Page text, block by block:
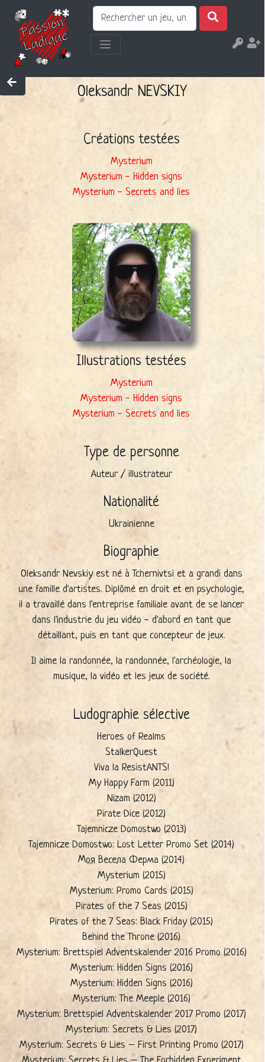
Oleksandr NEVSKIY
Créations testées
Mysterium
Mysterium - Hidden signs
Mysterium - Secrets and lies
Illustrations testées
Mysterium
Mysterium - Hidden signs
Mysterium - Secrets and lies
Type de personne
Auteur / illustrateur
Nationalité
Ukrainienne
Biographie
Oleksandr Nevskiy est né à Tchernivtsi et a grandi dans
une famille d'artistes. Diplômé en droit et en psychologie,
il a travaillé dans l'entreprise familiale avant de se lancer
dans l'industrie du jeu vidéo - d'abord en tant que
détaillant, puis en tant que concepteur de jeux.
Il aime la randonnée, la randonnée, l'archéologie, la
musique, la vidéo et les jeux de société.
Ludographie sélective
Heroes of Realms
StalkerQuest
Viva la ResistANTS!
My Happy Farm (2011)
Nizam (2012)
Pirate Dice (2012)
Tajemnicze Domostwo (2013)
Tajemnicze Domostwo: Lost Letter Promo Set (2014)
Моя Весела Ферма (2014)
Mysterium (2015)
Mysterium: Promo Cards (2015)
Pirates of the 7 Seas (2015)
Pirates of the 7 Seas: Black Friday (2015)
Behind the Throne (2016)
Mysterium: Brettspiel Adventskalender 2016 Promo (2016)
Mysterium: Hidden Signs (2016)
Mysterium: Hidden Signs (2016)
Mysterium: The Meeple (2016)
Mysterium: Brettspiel Adventskalender 2017 Promo (2017)
Mysterium: Secrets & Lies (2017)
Mysterium: Secrets & Lies – First Printing Promo (2017)